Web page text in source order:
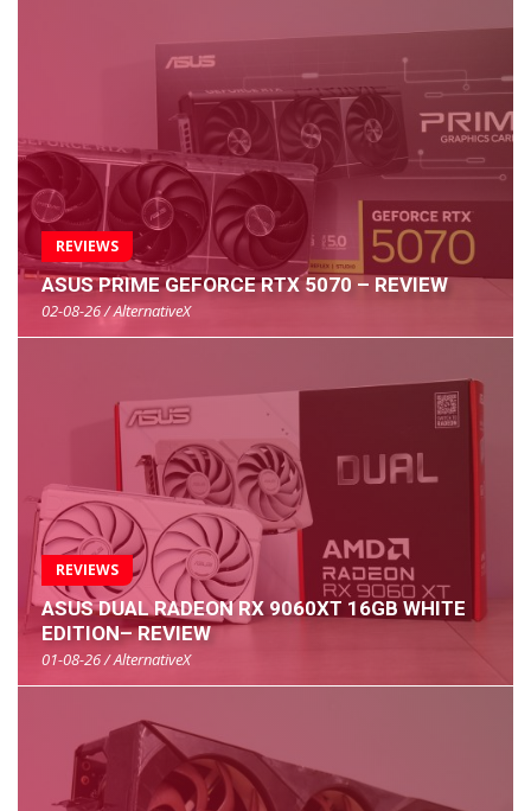
REVIEWS
ASUS PRIME GEFORCE RTX 5070 – REVIEW
02-08-26 / AlternativeX
REVIEWS
ASUS DUAL RADEON RX 9060XT 16GB WHITE
EDITION– REVIEW
01-08-26 / AlternativeX